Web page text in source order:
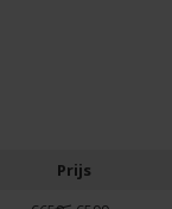
Prijs